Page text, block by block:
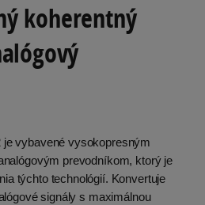
koherentný
je vybavené vysokopresným
prevodníkom, ktorý je
týchto technológií. Konvertuje
signály s maximálnou